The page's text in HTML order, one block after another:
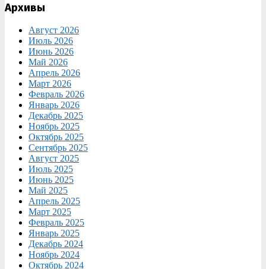
Архивы
Август 2026
Июль 2026
Июнь 2026
Май 2026
Апрель 2026
Март 2026
Февраль 2026
Январь 2026
Декабрь 2025
Ноябрь 2025
Октябрь 2025
Сентябрь 2025
Август 2025
Июль 2025
Июнь 2025
Май 2025
Апрель 2025
Март 2025
Февраль 2025
Январь 2025
Декабрь 2024
Ноябрь 2024
Октябрь 2024